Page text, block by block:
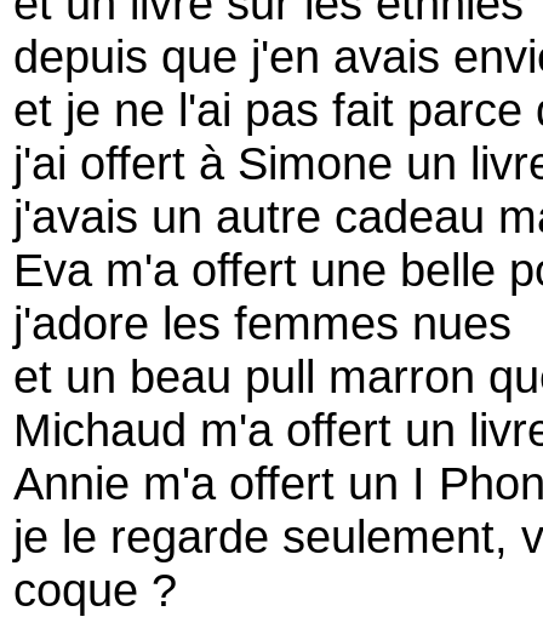
depuis que j'en avais
et je ne l'ai pas fait parce
j'ai offert à Simone un
j'avais un autre cadeau
Eva m'a offert une belle
j'adore les femmes nues
et un beau pull marron
Michaud m'a offert un
Annie m'a offert un I
je le regarde seulement,
coque ?